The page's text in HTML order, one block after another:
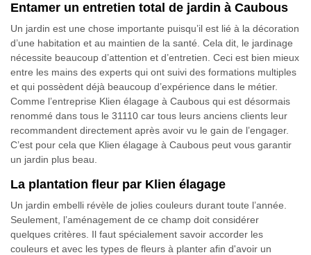
Entamer un entretien total de jardin à Caubous
Un jardin est une chose importante puisqu’il est lié à la décoration
d’une habitation et au maintien de la santé. Cela dit, le jardinage
nécessite beaucoup d’attention et d’entretien. Ceci est bien mieux
entre les mains des experts qui ont suivi des formations multiples
et qui possèdent déjà beaucoup d’expérience dans le métier.
Comme l’entreprise Klien élagage à Caubous qui est désormais
renommé dans tous le 31110 car tous leurs anciens clients leur
recommandent directement après avoir vu le gain de l’engager.
C’est pour cela que Klien élagage à Caubous peut vous garantir
un jardin plus beau.
La plantation fleur par Klien élagage
Un jardin embelli révèle de jolies couleurs durant toute l’année.
Seulement, l’aménagement de ce champ doit considérer
quelques critères. Il faut spécialement savoir accorder les
couleurs et avec les types de fleurs à planter afin d'avoir un